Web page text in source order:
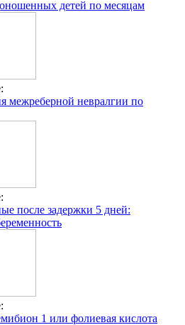
детей по месяцам
межреберной невралгии по
после задержки 5 дней:
1 или фолиевая кислота